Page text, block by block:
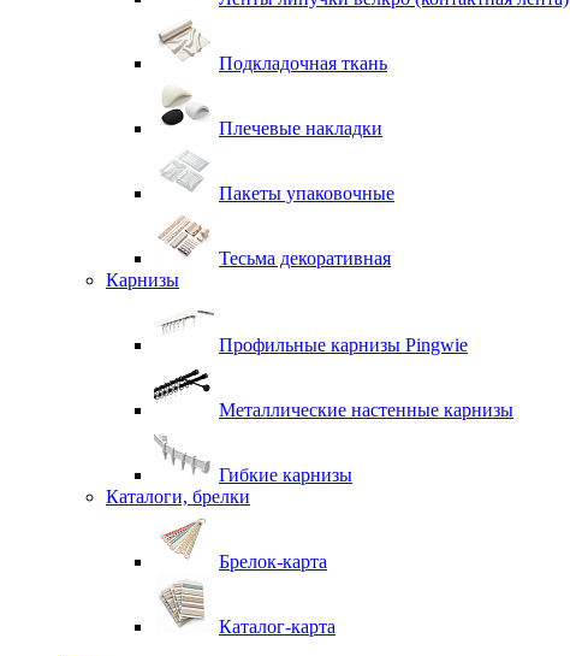
Подкладочная ткань
Плечевые накладки
Пакеты упаковочные
Тесьма декоративная
Карнизы
Профильные карнизы Pingwie
Металлические настенные карнизы
Гибкие карнизы
Каталоги, брелки
Брелок-карта
Каталог-карта